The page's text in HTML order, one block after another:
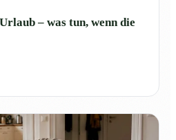
– was tun, wenn die